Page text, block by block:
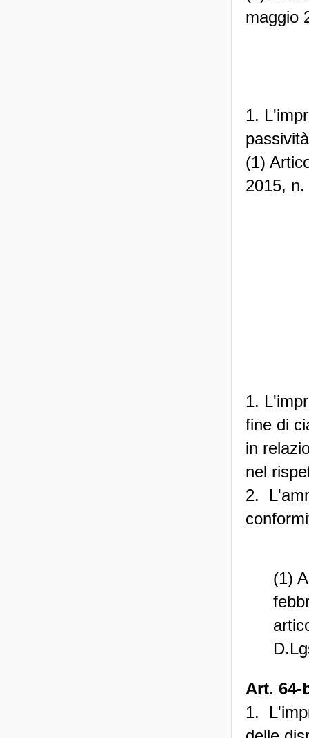
maggio
1.
(1)
2015, n.
1.
fine di
in
nel
2.
(1)
Art.
1.